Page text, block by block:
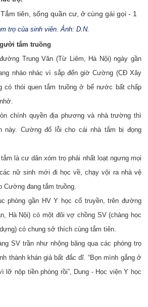
trọ của sinh viên. Ảnh: D.N.
tắm truồng
Trung Văn (Từ Liêm, Hà Nội) ngày gần
nháo nhác vì sắp đến giờ Cường (CĐ Xây
có thói quen tắm truồng ở bể nước bất chấp
chính quyền địa phương và nhà trường thì
này. Cường đổ lỗi cho cái nhà tắm bị đọng
là cư dân xóm trọ phải nhất loạt ngưng mọi
nữ sinh mới đi học về, chạy vội ra nhà vệ
Cường đang tắm truồng.
phòng gần HV Y học cổ truyền, trên đường
Hà Nội) có một đôi vợ chồng SV (chàng học
có chung sở thích cùng tắm tiên.
SV trần như nhộng băng qua các phòng trọ
thành khán giả bất đắc dĩ. “Bọn mình gắng ở
lỡ nộp tiền phòng rồi”, Dung - Học viện Y học